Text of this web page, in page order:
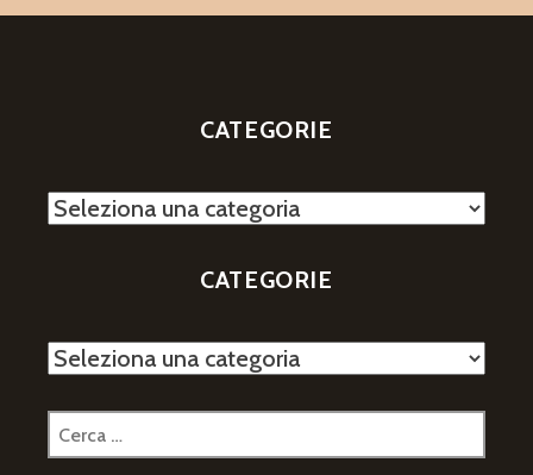
CATEGORIE
Categorie
CATEGORIE
Categorie
Ricerca
per: